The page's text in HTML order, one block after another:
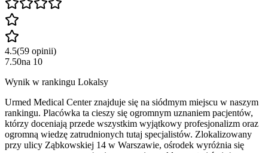
4.5(59 opinii)
7.50na 10
Wynik w rankingu Lokalsy
Urmed Medical Center znajduje się na siódmym miejscu w naszym
rankingu. Placówka ta cieszy się ogromnym uznaniem pacjentów,
którzy doceniają przede wszystkim wyjątkowy profesjonalizm oraz
ogromną wiedzę zatrudnionych tutaj specjalistów. Zlokalizowany
przy ulicy Ząbkowskiej 14 w Warszawie, ośrodek wyróżnia się